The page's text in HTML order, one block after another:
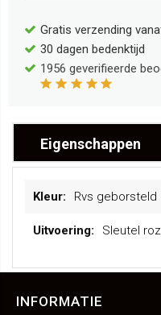
Gratis verzending
30 dagen bedenktijd
1956 geverifieerde
Eigenschappen
Rvs geborsteld
Sleutel
INFORMATIE